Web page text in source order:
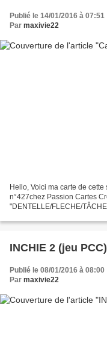
Publié le 14/01/2016 à 07:51
Par maxivie22
Hello, Voici ma carte de
n°427chez Passion Cartes
"DENTELLE/FLECHE/
INCHIE 2 (jeu
Publié le 08/01/2016 à 08:00
Par maxivie22